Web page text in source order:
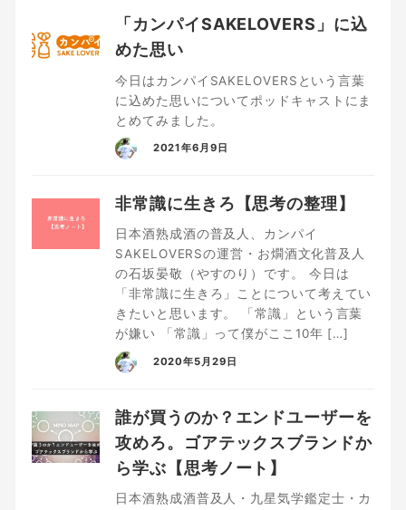
「カンパイSAKELOVERS」に込
めた思い
今日はカンパイSAKELOVERSという言葉
に込めた思いについてポッドキャストにま
とめてみました。
2021年6月9日
非常識に生きろ【思考の整理】
日本酒熟成酒の普及人、カンパイ
SAKELOVERSの運営・お燗酒文化普及人
の石坂晏敬（やすのり）です。 今日は
「非常識に生きろ」ことについて考えてい
きたいと思います。 「常識」という言葉
が嫌い 「常識」って僕がここ10年 […]
2020年5月29日
誰が買うのか？エンドユーザーを
攻めろ。ゴアテックスブランドか
ら学ぶ【思考ノート】
日本酒熟成酒普及人・九星気学鑑定士・カ